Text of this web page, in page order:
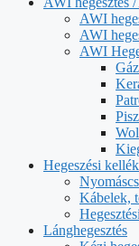
AWI
AWI
AWI
Hegeszési
Kábelek,
Lánghegesztés